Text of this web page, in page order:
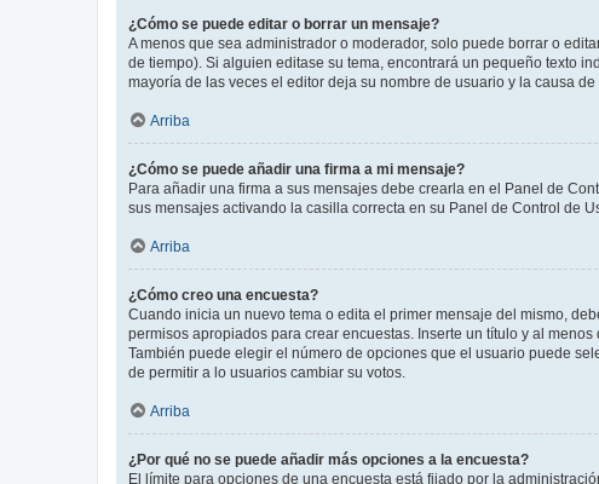
¿Cómo se puede editar o borrar un mensaje?
A menos que sea administrador o moderador, solo puede borrar o
de tiempo). Si alguien editase su tema, encontrará un pequeño texto
mayoría de las veces el editor deja su nombre de usuario y la causa
Arriba
¿Cómo se puede añadir una firma a mi mensaje?
Para añadir una firma a sus mensajes debe crearla en el Panel de
sus mensajes activando la casilla correcta en su Panel de Control de
Arriba
¿Cómo creo una encuesta?
Cuando inicia un nuevo tema o edita el primer mensaje del mismo,
permisos apropiados para crear encuestas. Inserte un título y al
También puede elegir el número de opciones que el usuario puede
de permitir a lo usuarios cambiar su votos.
Arriba
¿Por qué no se puede añadir más opciones a la encuesta?
El límite para opciones de una encuesta está fijado por la